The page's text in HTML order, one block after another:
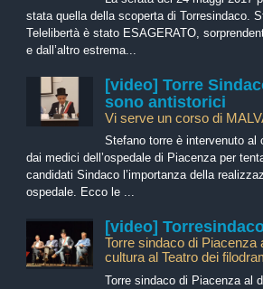
stata quella della scoperta di Torresindaco.
Telelibertà è stato ESAGERATO,
e dall’altro estrema...
[video] Torre
sono antistorici
Vi serve un corso di
Stefano torre è intervenuto al
dai medici dell’ospedale di Piacenza per
candidati Sindaco l’importanza della
ospedale. Ecco le ...
[video]
Torre sindaco di Piacenza
cultura al Teatro dei
Torre sindaco di Piacenza al